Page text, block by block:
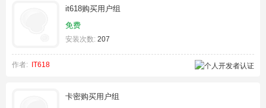
it618购买用户组
免费
安装次数: 207
作者: IT618
卡密购买用户组